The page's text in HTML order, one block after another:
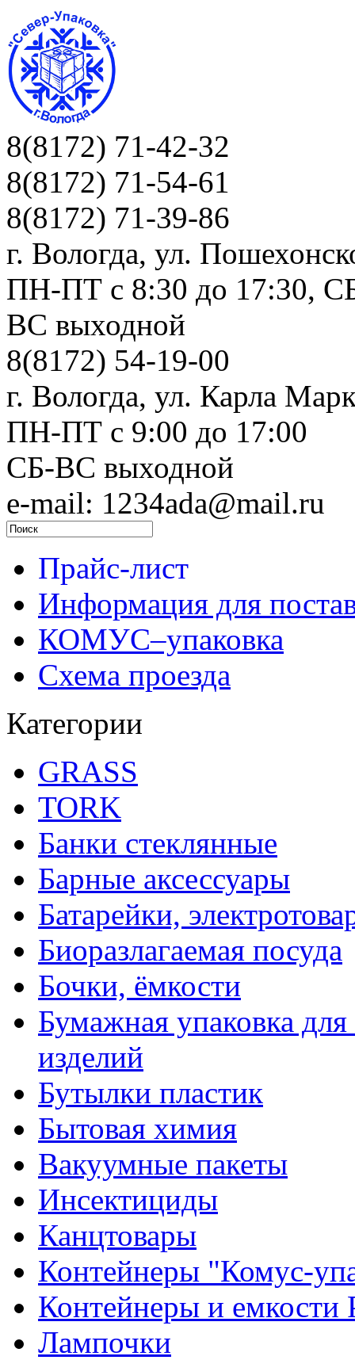
8(8172) 71-42-32
8(8172) 71-54-61
8(8172) 71-39-86
г. Вологда, ул.
ПН-ПТ c 8:30 до 17:30,
ВС выходной
8(8172) 54-19-00
г. Вологда, ул. Карла
ПН-ПТ c 9:00 до 17:00
СБ-ВС выходной
e-mail: 1234ada@mail.ru
Прайс-лист
Информация для
КОМУС–упаковка
Схема проезда
Категории
GRASS
TORK
Банки стеклянные
Барные аксессуары
Батарейки,
Биоразлагаемая посуда
Бочки, ёмкости
Бумажная упаковка
изделий
Бутылки пластик
Бытовая химия
Вакуумные пакеты
Инсектициды
Канцтовары
Контейнеры "Комус-
Контейнеры и емкости
Лампочки